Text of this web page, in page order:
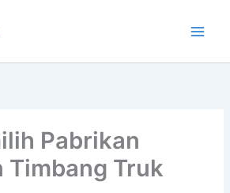
Pabrikan
Timbang Truk